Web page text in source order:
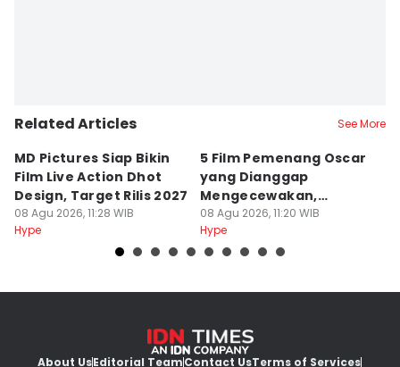
Related Articles See More
MD Pictures Siap Bikin
Film Live Action Dhot
Design, Target Rilis 2027
08 Agu 2026, 11:28 WIB
Hype
5 Film Pemenang Oscar
yang Dianggap
Mengecewakan,
Kenapa?
08 Agu 2026, 11:20 WIB
Hype
About UsEditorial TeamContact UsTerms of Services